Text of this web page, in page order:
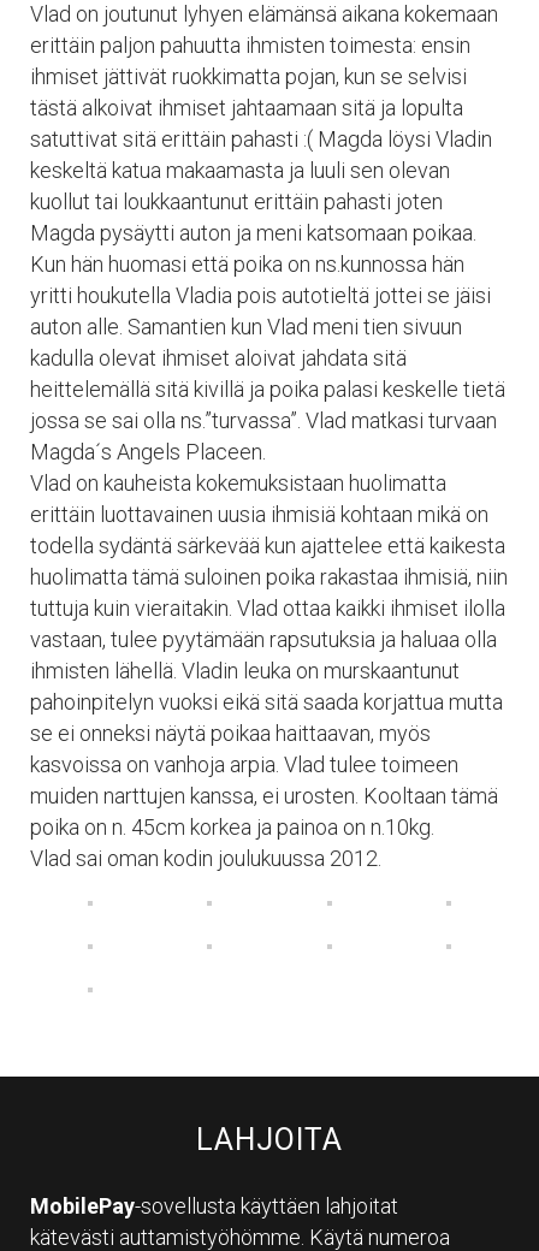
Vlad on joutunut lyhyen elämänsä aikana kokemaan
erittäin paljon pahuutta ihmisten toimesta: ensin
ihmiset jättivät ruokkimatta pojan, kun se selvisi
tästä alkoivat ihmiset jahtaamaan sitä ja lopulta
satuttivat sitä erittäin pahasti :( Magda löysi Vladin
keskeltä katua makaamasta ja luuli sen olevan
kuollut tai loukkaantunut erittäin pahasti joten
Magda pysäytti auton ja meni katsomaan poikaa.
Kun hän huomasi että poika on ns.kunnossa hän
yritti houkutella Vladia pois autotieltä jottei se jäisi
auton alle. Samantien kun Vlad meni tien sivuun
kadulla olevat ihmiset aloivat jahdata sitä
heittelemällä sitä kivillä ja poika palasi keskelle tietä
jossa se sai olla ns.”turvassa”. Vlad matkasi turvaan
Magda´s Angels Placeen.
Vlad on kauheista kokemuksistaan huolimatta
erittäin luottavainen uusia ihmisiä kohtaan mikä on
todella sydäntä särkevää kun ajattelee että kaikesta
huolimatta tämä suloinen poika rakastaa ihmisiä, niin
tuttuja kuin vieraitakin. Vlad ottaa kaikki ihmiset ilolla
vastaan, tulee pyytämään rapsutuksia ja haluaa olla
ihmisten lähellä. Vladin leuka on murskaantunut
pahoinpitelyn vuoksi eikä sitä saada korjattua mutta
se ei onneksi näytä poikaa haittaavan, myös
kasvoissa on vanhoja arpia. Vlad tulee toimeen
muiden narttujen kanssa, ei urosten. Kooltaan tämä
poika on n. 45cm korkea ja painoa on n.10kg.
Vlad sai oman kodin joulukuussa 2012.
LAHJOITA
MobilePay-sovellusta käyttäen lahjoitat
kätevästi auttamistyöhömme. Käytä numeroa